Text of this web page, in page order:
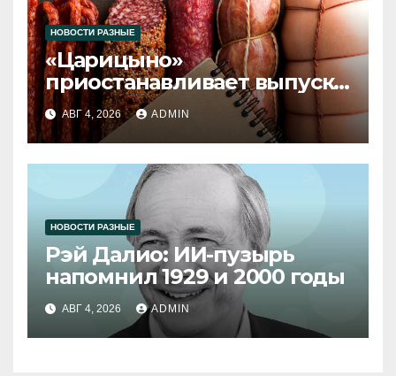
НОВОСТИ РАЗНЫЕ
«Царицыно»
приостанавливает выпуск
продукции
АВГ 4, 2026 ADMIN
НОВОСТИ РАЗНЫЕ
Рэй Далио: ИИ-пузырь
напомнил 1929 и 2000 годы
АВГ 4, 2026 ADMIN